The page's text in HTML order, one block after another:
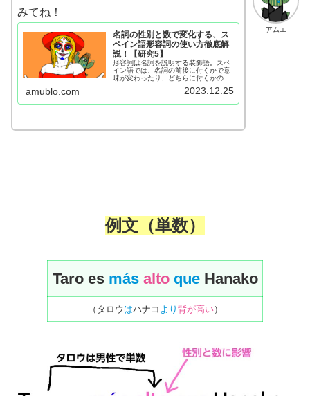
アムエ
みてね！
名詞の性別と数で変化する、ス
ペイン語形容詞の使い方徹底解
説！【研究5】
形容詞は名詞を説明する装飾語。スペ
イン語では、名詞の前後に付くかで意
味が変わったり、どちらに付くかの条
ペイン語形容詞の使い方を例文も交え
amublo.com 2023.12.25
例文 （単数）
Taro es más alto queHanako
（タロウ はハナコ より 背が高い）